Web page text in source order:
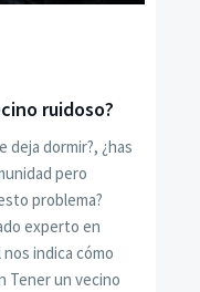
ruidoso?
deja dormir?, ¿has
pero
problema?
experto en
indica cómo
Tener un vecino